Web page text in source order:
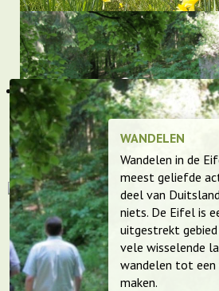
WANDELEN
Wandelen in de
meest geliefde
deel van
niets. De Eifel is
uitgestrekt
vele wisselende
wandelen tot een
maken.